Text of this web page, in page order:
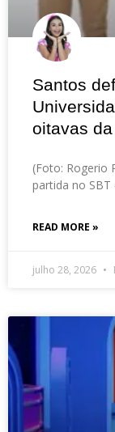
Santos
oitavas
(Foto: Rogerio
partida no SBT
READ MORE »
julho 28, 2026